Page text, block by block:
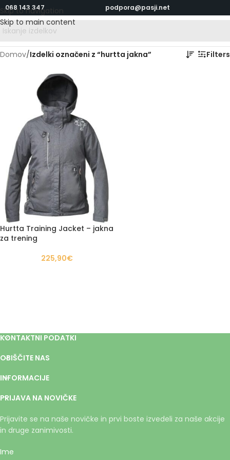
Skip to navigation
Skip to main content
068 143 347 podpora@pasji.net
Domov/Izdelki označeni z “hurtta jakna” Filters
Hurtta Training Jacket – jakna
za trening
225,90€
KONTAKTNI PODATKI
OBIŠČITE NAS
INFORMACIJE
PRIJAVA NA NOVIČKE
Prijavite se na naše novičke in prvi boste izvedeli za naše akcije
in druge zanimivosti.
Ime